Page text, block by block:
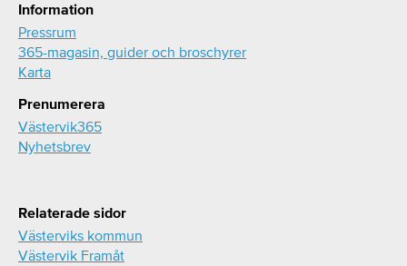
Information
Pressrum
365-magasin, guider och broschyrer
Karta
Prenumerera
Västervik365
Nyhetsbrev
Relaterade sidor
Västerviks kommun
Västervik Framåt